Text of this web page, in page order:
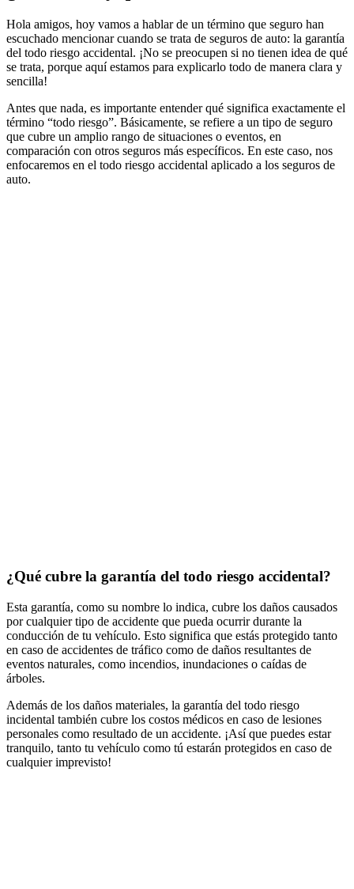
Hola amigos, hoy vamos a hablar de un término que seguro han
escuchado mencionar cuando se trata de seguros de auto: la garantía
del todo riesgo accidental. ¡No se preocupen si no tienen idea de qué
se trata, porque aquí estamos para explicarlo todo de manera clara y
sencilla!
Antes que nada, es importante entender qué significa exactamente el
término “todo riesgo”. Básicamente, se refiere a un tipo de seguro
que cubre un amplio rango de situaciones o eventos, en
comparación con otros seguros más específicos. En este caso, nos
enfocaremos en el todo riesgo accidental aplicado a los seguros de
auto.
¿Qué cubre la garantía del todo riesgo accidental?
Esta garantía, como su nombre lo indica, cubre los daños causados
por cualquier tipo de accidente que pueda ocurrir durante la
conducción de tu vehículo. Esto significa que estás protegido tanto
en caso de accidentes de tráfico como de daños resultantes de
eventos naturales, como incendios, inundaciones o caídas de
árboles.
Además de los daños materiales, la garantía del todo riesgo
incidental también cubre los costos médicos en caso de lesiones
personales como resultado de un accidente. ¡Así que puedes estar
tranquilo, tanto tu vehículo como tú estarán protegidos en caso de
cualquier imprevisto!